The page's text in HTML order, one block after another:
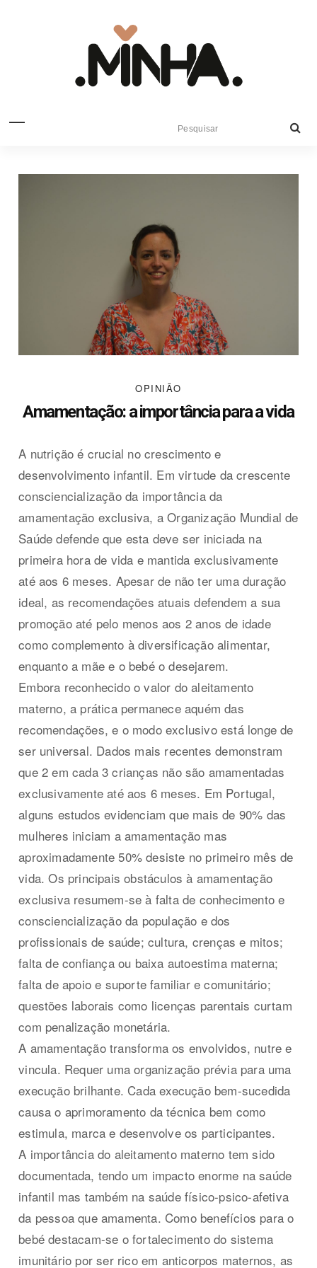
OPINIÃO
Amamentação: a importância para a vida
A nutrição é crucial no crescimento e
desenvolvimento infantil. Em virtude da crescente
consciencialização da importância da
amamentação exclusiva, a Organização Mundial de
Saúde defende que esta deve ser iniciada na
primeira hora de vida e mantida exclusivamente
até aos 6 meses. Apesar de não ter uma duração
ideal, as recomendações atuais defendem a sua
promoção até pelo menos aos 2 anos de idade
como complemento à diversificação alimentar,
enquanto a mãe e o bebé o desejarem.
Embora reconhecido o valor do aleitamento
materno, a prática permanece aquém das
recomendações, e o modo exclusivo está longe de
ser universal. Dados mais recentes demonstram
que 2 em cada 3 crianças não são amamentadas
exclusivamente até aos 6 meses. Em Portugal,
alguns estudos evidenciam que mais de 90% das
mulheres iniciam a amamentação mas
aproximadamente 50% desiste no primeiro mês de
vida. Os principais obstáculos à amamentação
exclusiva resumem-se à falta de conhecimento e
consciencialização da população e dos
profissionais de saúde; cultura, crenças e mitos;
falta de confiança ou baixa autoestima materna;
falta de apoio e suporte familiar e comunitário;
questões laborais como licenças parentais curtam
com penalização monetária.
A amamentação transforma os envolvidos, nutre e
vincula. Requer uma organização prévia para uma
execução brilhante. Cada execução bem-sucedida
causa o aprimoramento da técnica bem como
estimula, marca e desenvolve os participantes.
A importância do aleitamento materno tem sido
documentada, tendo um impacto enorme na saúde
infantil mas também na saúde físico-psico-afetiva
da pessoa que amamenta. Como benefícios para o
bebé destacam-se o fortalecimento do sistema
imunitário por ser rico em anticorpos maternos, as